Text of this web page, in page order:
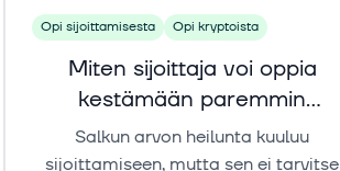
Opi sijoittamisesta Opi kryptoista
Miten sijoittaja voi oppia
kestämään paremmin
arvonvaihtelua?
Salkun arvon heilunta kuuluu
sijoittamiseen, mutta sen ei tarvitse